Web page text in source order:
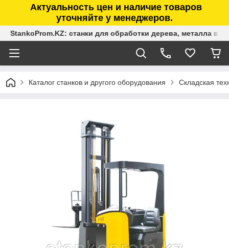
Актуальность цен и наличие товаров
уточняйте у менеджеров.
StankoProm.KZ: станки для обработки дерева, металла в
Каталог станков и другого оборудования Складская